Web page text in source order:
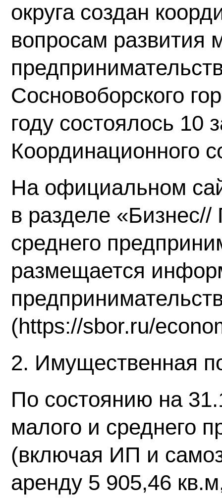
округа создан
вопросам развития
Сосновоборского
году состоялось 10
Координационного
На официальном
в разделе
среднего
размещается
(https://sbor.ru/
2. Имущественная
По состоянию на
малого и среднего
(включая ИП и
аренду 5 905,46